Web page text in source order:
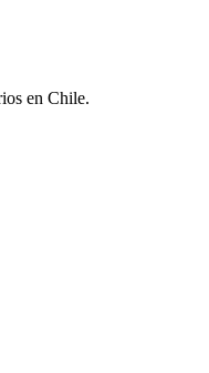
en Chile.